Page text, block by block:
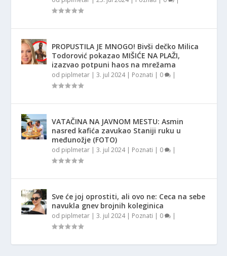
PROPUSTILA JE MNOGO! Bivši dečko Milica
Todorović pokazao MIŠIĆE NA PLAŽI,
izazvao potpuni haos na mrežama
od piplmetar |3. jul 2024| Poznati | 0 |
VATAČINA NA JAVNOM MESTU: Asmin
nasred kafića zavukao Staniji ruku u
međunožje (FOTO)
od piplmetar |3. jul 2024| Poznati | 0 |
Sve će joj oprostiti, ali ovo ne: Ceca na sebe
navukla gnev brojnih koleginica
od piplmetar |3. jul 2024| Poznati | 0 |